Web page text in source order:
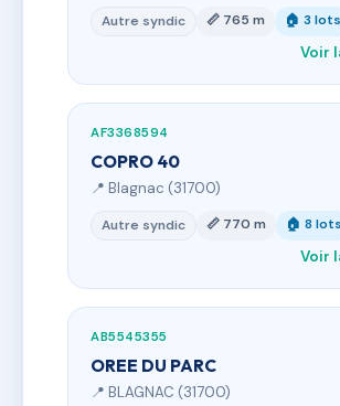
Autre syndic 📏 765 m 🏠 3 lots
Voir
AF3368594
COPRO 40
📍 Blagnac (31700)
Autre syndic 📏 770 m 🏠 8 lots
Voir
AB5545355
OREE DU PARC
📍 BLAGNAC (31700)